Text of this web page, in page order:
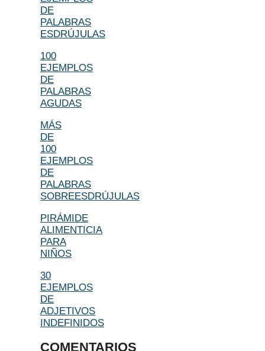
DE
PALABRAS
ESDRÚJULAS
100
EJEMPLOS
DE
PALABRAS
AGUDAS
MÁS
DE
100
EJEMPLOS
DE
PALABRAS
SOBREESDRÚJULAS
PIRÁMIDE
ALIMENTICIA
PARA
NIÑOS
30
EJEMPLOS
DE
ADJETIVOS
INDEFINIDOS
COMENTARIOS